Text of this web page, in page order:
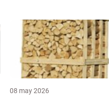
08 may 2026